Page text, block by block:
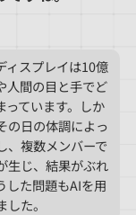
ィスプレイは10億
人間の目と手でど
っています。しか
の日の体調によっ
、複数メンバーで
生じ、結果がぶれ
した問題もAIを用
た。